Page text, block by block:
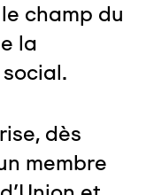
champ du
la
dès
membre